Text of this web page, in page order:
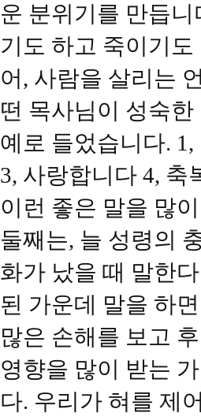
운 분위기를 만듭
기도 하고 죽이기
어, 사람을 살리는
떤 목사님이 성숙
예로 들었습니다.
3, 사랑합니다 4, 축
이런 좋은 말을 많
둘째는, 늘 성령의
화가 났을 때 말한
된 가운데 말을 하
많은 손해를 보고
영향을 많이 받는
다. 우리가 혀를 제